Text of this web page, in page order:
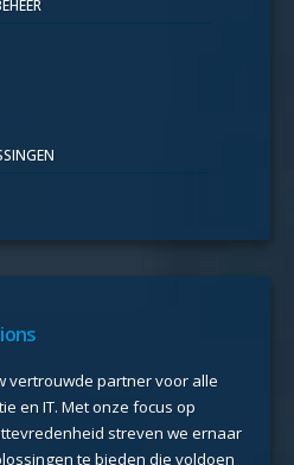
vertrouwde partner voor alle
en IT. Met onze focus op
streven we ernaar
te bieden die voldoen